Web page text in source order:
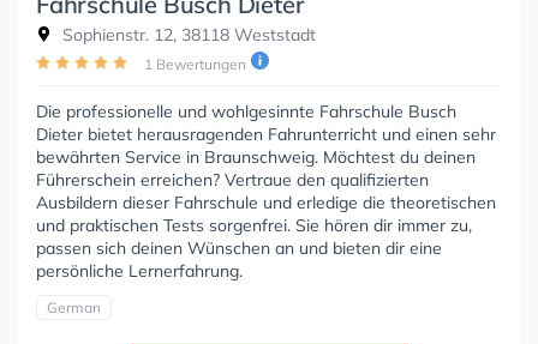
Sophienstr. 12, 38118 Weststadt
1 Bewertungen
Die professionelle und wohlgesinnte Fahrschule Busch
Dieter bietet herausragenden Fahrunterricht und einen sehr
bewährten Service in Braunschweig. Möchtest du deinen
Führerschein erreichen? Vertraue den qualifizierten
Ausbildern dieser Fahrschule und erledige die theoretischen
und praktischen Tests sorgenfrei. Sie hören dir immer zu,
passen sich deinen Wünschen an und bieten dir eine
persönliche Lernerfahrung.
German